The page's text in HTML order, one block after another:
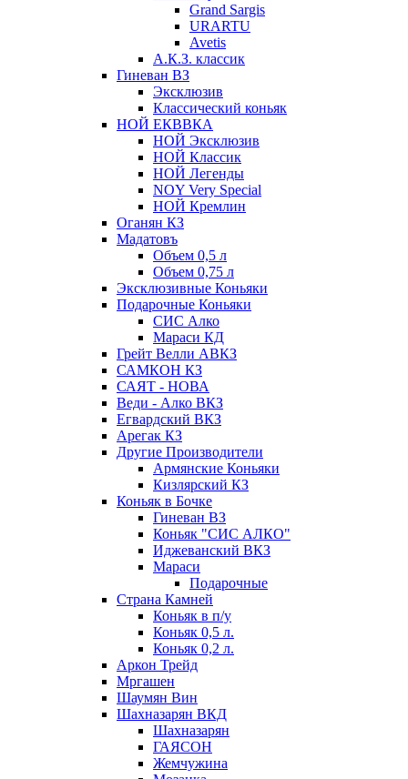
Grand Sargis
URARTU
Avetis
А.К.З. классик
Гиневан ВЗ
Эксклюзив
Классический коньяк
НОЙ ЕКВВКА
НОЙ Эксклюзив
НОЙ Классик
НОЙ Легенды
NOY Very Speсial
НОЙ Кремлин
Оганян КЗ
Мадатовъ
Объем 0,5 л
Объем 0,75 л
Эксклюзивные Коньяки
Подарочные Коньяки
СИС Алко
Мараси КД
Грейт Велли АВКЗ
САМКОН КЗ
САЯТ - НОВА
Веди - Алко ВКЗ
Егвардский ВКЗ
Арегак КЗ
Другие Производители
Армянские Коньяки
Кизлярский КЗ
Коньяк в Бочке
Гиневан ВЗ
Коньяк "СИС АЛКО"
Иджеванский ВКЗ
Мараси
Подарочные
Страна Камней
Коньяк в п/у
Коньяк 0,5 л.
Коньяк 0,2 л.
Аркон Трейд
Мргашен
Шаумян Вин
Шахназарян ВКД
Шахназарян
ГАЯСОН
Жемчужина